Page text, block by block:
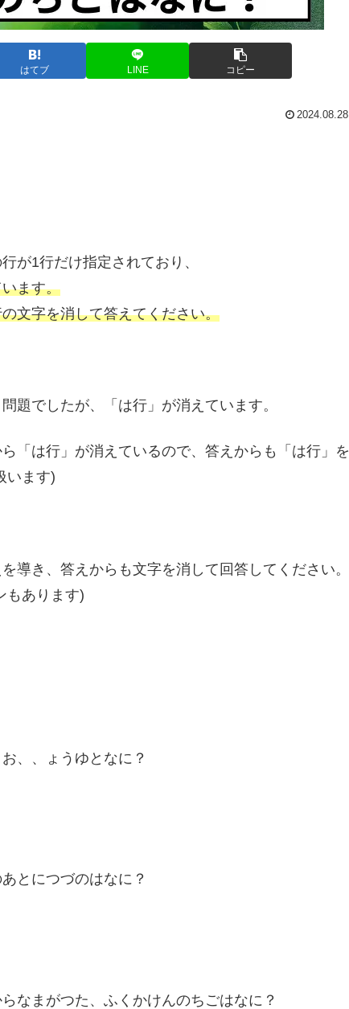
はてブ LINE コピー
2024.08.28
が1行だけ指定されており、
ます。
文字を消して答えてください。
題でしたが、「は行」が消えています。
「は行」が消えているので、答えからも「は行」を
います)
導き、答えからも文字を消して回答してください。
もあります)
、、ょうゆとなに？
とにつづのはなに？
なまがつた、ふくかけんのちごはなに？